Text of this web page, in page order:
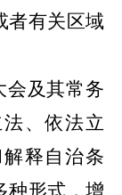
者有关区域
会及其常务
、依法立
释自治条